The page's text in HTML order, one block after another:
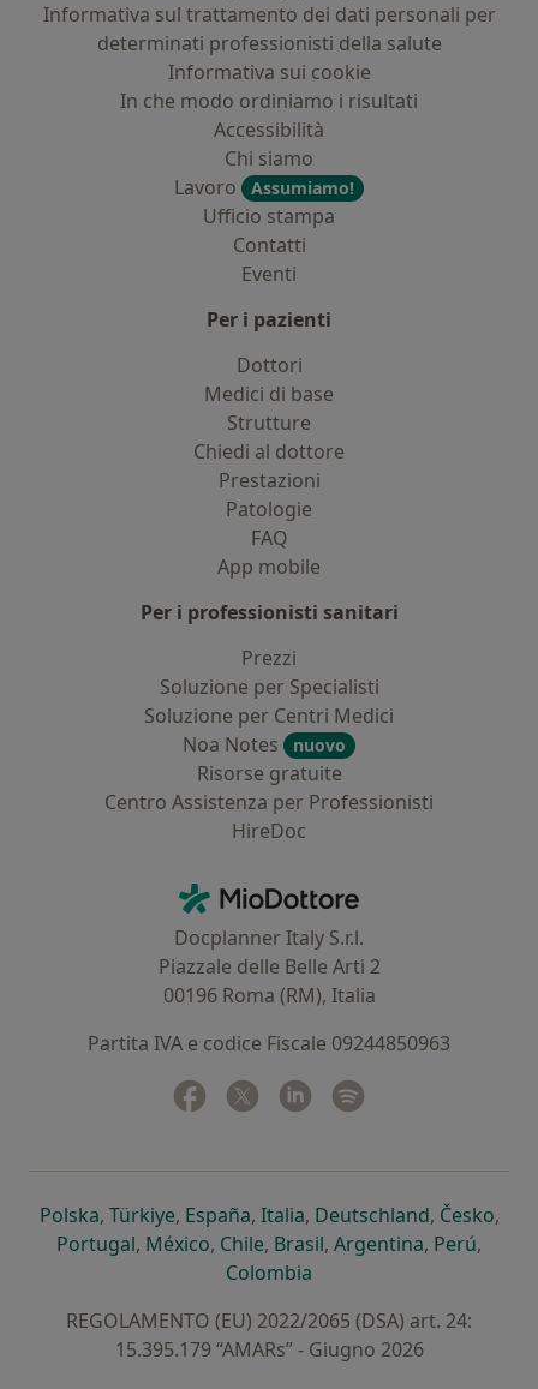
Informativa sul trattamento dei dati personali per
determinati professionisti della salute
Informativa sui cookie
In che modo ordiniamo i risultati
Accessibilità
Chi siamo
Lavoro
Assumiamo!
Ufficio stampa
Contatti
Eventi
Per i pazienti
Dottori
Medici di base
Strutture
Chiedi al dottore
Prestazioni
Patologie
FAQ
App mobile
Per i professionisti sanitari
Prezzi
Soluzione per Specialisti
Soluzione per Centri Medici
Noa Notes
nuovo
Risorse gratuite
Centro Assistenza per Professionisti
HireDoc
MioDottore - Homepage
Docplanner Italy S.r.l.
Piazzale delle Belle Arti 2
00196 Roma (RM), Italia
Partita IVA e codice Fiscale 09244850963
Facebook
si apre in una nuova scheda
Twitter
si apre in una nuova scheda
Linkedin
si apre in una nuova
Polskasi apre in una nuova scheda
, Türkiyesi apre in una nuova scheda
, Españasi apre in una nuova scheda
, Italiasi apre in una nuova
, Deutschlandsi apre in
, Českosi
,
Portugalsi apre in una nuova scheda
, Méxicosi apre in una nuova scheda
, Chilesi apre in una nuova scheda
, Brasilsi apre in una nuova
, Argentinasi apre in
, Perúsi
,
Colombia
REGOLAMENTO (EU) 2022/2065 (DSA) art. 24:
15.395.179 “AMARs” - Giugno 2026